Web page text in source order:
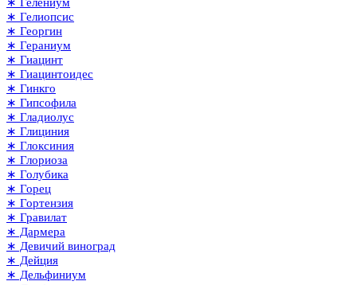
∗ Гелиопсис
∗ Георгин
∗ Гераниум
∗ Гиацинт
∗ Гиацинтоидес
∗ Гинкго
∗ Гипсофила
∗ Гладиолус
∗ Глициния
∗ Глоксиния
∗ Глориоза
∗ Голубика
∗ Горец
∗ Гортензия
∗ Гравилат
∗ Дармера
∗ Девичий виноград
∗ Дейция
∗ Дельфиниум